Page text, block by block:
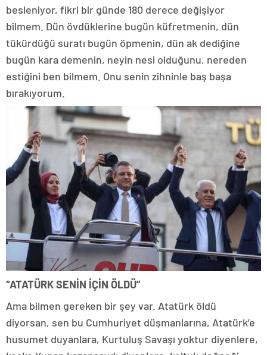
besleniyor, fikri bir günde 180 derece değişiyor
bilmem. Dün övdüklerine bugün küfretmenin, dün
tükürdüğü suratı bugün öpmenin, dün ak dediğine
bugün kara demenin, neyin nesi olduğunu, nereden
estiğini ben bilmem. Onu senin zihninle baş başa
bırakıyorum.
“ATATÜRK SENİN İÇİN ÖLDÜ”
Ama bilmen gereken bir şey var. Atatürk öldü
diyorsan, sen bu Cumhuriyet düşmanlarına, Atatürk’e
husumet duyanlara, Kurtuluş Savaşı yoktur diyenlere,